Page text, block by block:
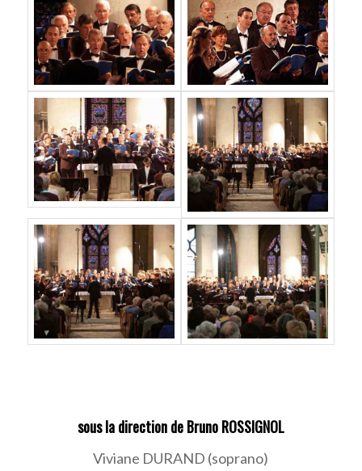
sous la direction de Bruno ROSSIGNOL
Viviane DURAND (soprano)